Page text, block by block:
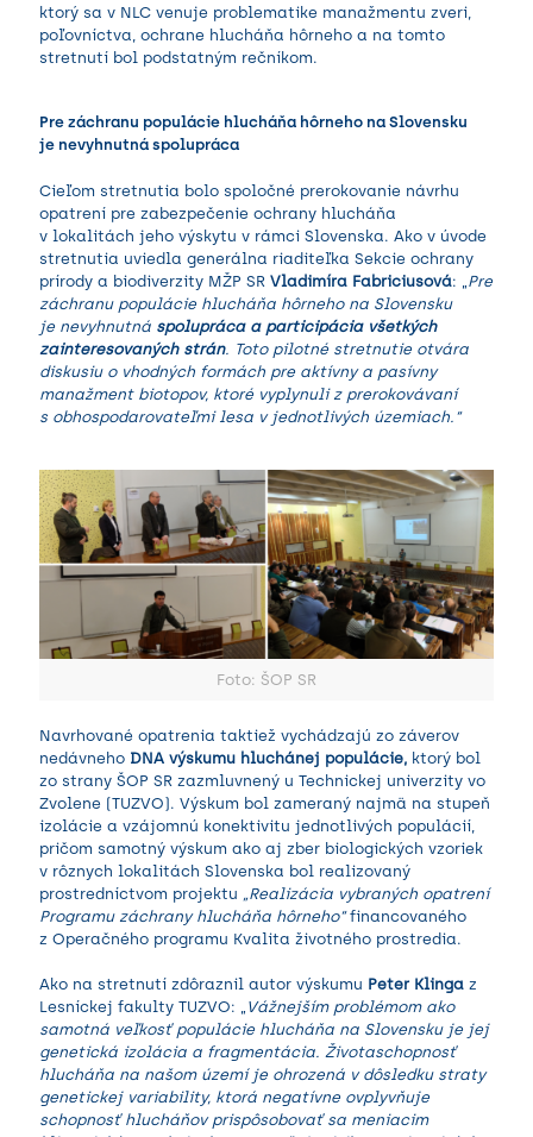
ktorý sa v NLC venuje problematike manažmentu zveri,
poľovníctva, ochrane hlucháňa hôrneho a na tomto
stretnutí bol podstatným rečníkom.
Pre záchranu populácie hlucháňa hôrneho na Slovensku
je nevyhnutná spolupráca
Cieľom stretnutia bolo spoločné prerokovanie návrhu
opatrení pre zabezpečenie ochrany hlucháňa
v lokalitách jeho výskytu v rámci Slovenska. Ako v úvode
stretnutia uviedla generálna riaditeľka Sekcie ochrany
prírody a biodiverzity MŽP SR Vladimíra Fabriciusová: „ Pre
záchranu populácie hlucháňa hôrneho na Slovensku
je nevyhnutná spolupráca a participácia všetkých
zainteresovaných strán. Toto pilotné stretnutie otvára
diskusiu o vhodných formách pre aktívny a pasívny
manažment biotopov, ktoré vyplynuli z prerokovávaní
s obhospodarovateľmi lesa v jednotlivých územiach.“
Foto: ŠOP SR
Navrhované opatrenia taktiež vychádzajú zo záverov
nedávneho DNA výskumu hluchánej populácie, ktorý bol
zo strany ŠOP SR zazmluvnený u Technickej univerzity vo
Zvolene (TUZVO). Výskum bol zameraný najmä na stupeň
izolácie a vzájomnú konektivitu jednotlivých populácií,
pričom samotný výskum ako aj zber biologických vzoriek
v rôznych lokalitách Slovenska bol realizovaný
prostredníctvom projektu „Realizácia vybraných opatrení
Programu záchrany hlucháňa hôrneho“financovaného
z Operačného programu Kvalita životného prostredia.
Ako na stretnutí zdôraznil autor výskumu Peter Klinga z
Lesníckej fakulty TUZVO: „
Vážnejším problémom ako
samotná veľkosť populácie hlucháňa na Slovensku je jej
genetická izolácia a fragmentácia. Životaschopnosť
hlucháňa na našom území je ohrozená v dôsledku straty
genetickej variability, ktorá negatívne ovplyvňuje
schopnosť hlucháňov prispôsobovať sa meniacim